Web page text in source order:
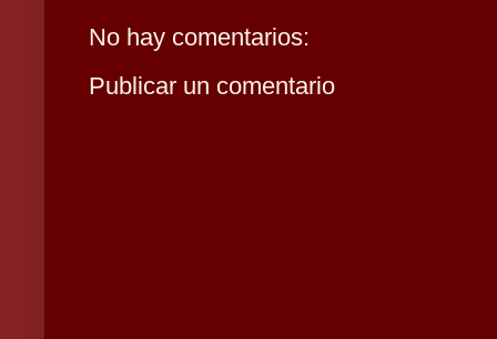
No hay comentarios:
Publicar un comentario